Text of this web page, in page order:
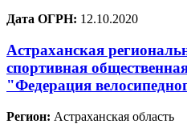
Дата ОГРН: 12.10.2020
Астраханская
спортивная
"Федерация
Регион: Астраханская область